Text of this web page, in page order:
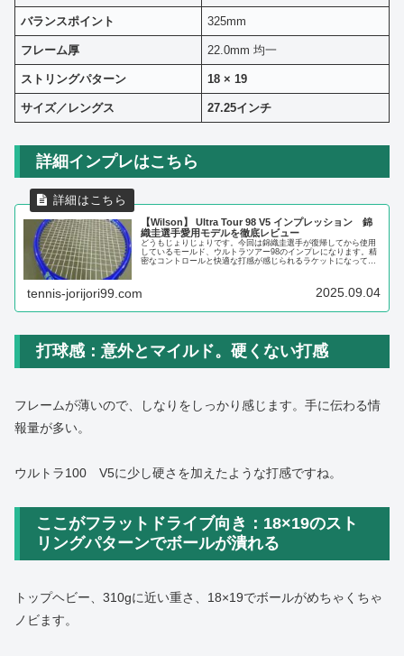
バランスポイント 325mm
フレーム厚 22.0mm 均一
ストリングパターン 18 × 19
サイズ／レングス 27.25インチ
詳細インプレはこちら
【Wilson】 Ultra Tour 98 V5 インプレッション 錦
織圭選手愛用モデルを徹底レビュー
どうもじょりじょりです。今回は錦織圭選手が復帰してから使用
しているモールド、ウルトラツアー98のインプレになります。精
密なコントロールと快適な打感が感じられるラケットになってお
tennis-jorijori99.com 2025.09.04
打球感：意外とマイルド。硬くない打感
フレームが薄いので、しなりをしっかり感じます。手に伝わる情
報量が多い。
ウルトラ100 V5に少し硬さを加えたような打感ですね。
ここがフラットドライブ向き：18×19のスト
リングパターンでボールが潰れる
トップヘビー、310gに近い重さ、18×19でボールがめちゃくちゃ
ノビます。